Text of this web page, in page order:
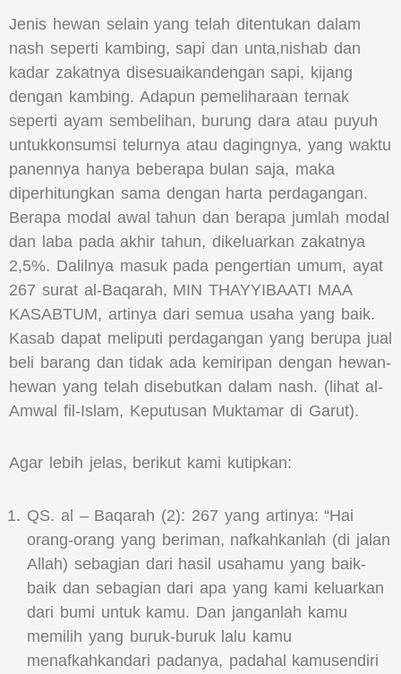
Jenis hewan selain yang telah ditentukan dalam
nash seperti kambing, sapi dan unta,nishab dan
kadar zakatnya disesuaikandengan sapi, kijang
dengan kambing. Adapun pemeliharaan ternak
seperti ayam sembelihan, burung dara atau puyuh
untukkonsumsi telurnya atau dagingnya, yang waktu
panennya hanya beberapa bulan saja, maka
diperhitungkan sama dengan harta perdagangan.
Berapa modal awal tahun dan berapa jumlah modal
dan laba pada akhir tahun, dikeluarkan zakatnya
2,5%. Dalilnya masuk pada pengertian umum, ayat
267 surat al-Baqarah, MIN THAYYIBAATI MAA
KASABTUM, artinya dari semua usaha yang baik.
Kasab dapat meliputi perdagangan yang berupa jual
beli barang dan tidak ada kemiripan dengan hewan-
hewan yang telah disebutkan dalam nash. (lihat al-
Amwal fil-Islam, Keputusan Muktamar di Garut).
Agar lebih jelas, berikut kami kutipkan:
QS. al – Baqarah (2): 267 yang artinya: “Hai
orang-orang yang beriman, nafkahkanlah (di jalan
Allah) sebagian dari hasil usahamu yang baik-
baik dan sebagian dari apa yang kami keluarkan
dari bumi untuk kamu. Dan janganlah kamu
memilih yang buruk-buruk lalu kamu
menafkahkandari padanya, padahal kamusendiri